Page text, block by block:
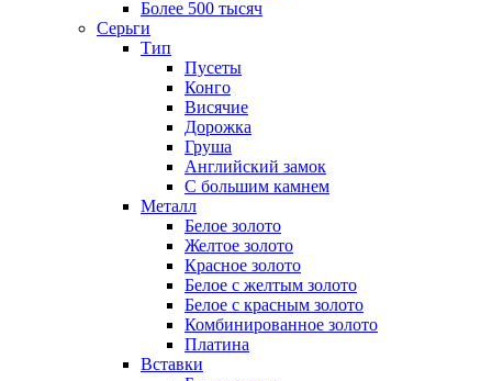
Более 500 тысяч
Серьги
Тип
Пусеты
Конго
Висячие
Дорожка
Груша
Английский замок
С большим камнем
Металл
Белое золото
Желтое золото
Красное золото
Белое с желтым золото
Белое с красным золото
Комбинированное золото
Платина
Вставки